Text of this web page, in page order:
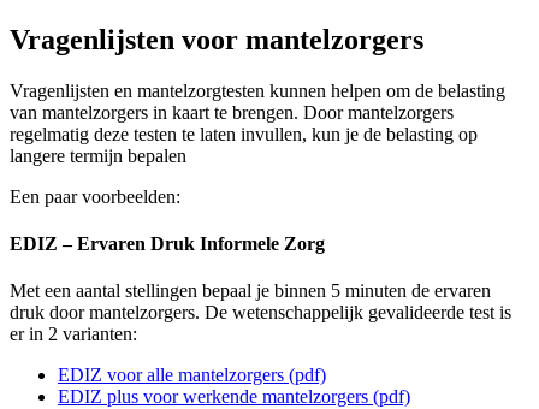
Vragenlijsten voor mantelzorgers
Vragenlijsten en mantelzorgtesten kunnen helpen om de belasting
van mantelzorgers in kaart te brengen. Door mantelzorgers
regelmatig deze testen te laten invullen, kun je de belasting op
langere termijn bepalen
Een paar voorbeelden:
EDIZ – Ervaren Druk Informele Zorg
Met een aantal stellingen bepaal je binnen 5 minuten de ervaren
druk door mantelzorgers. De wetenschappelijk gevalideerde test is
er in 2 varianten:
EDIZ voor alle mantelzorgers (pdf)
EDIZ plus voor werkende mantelzorgers (pdf)